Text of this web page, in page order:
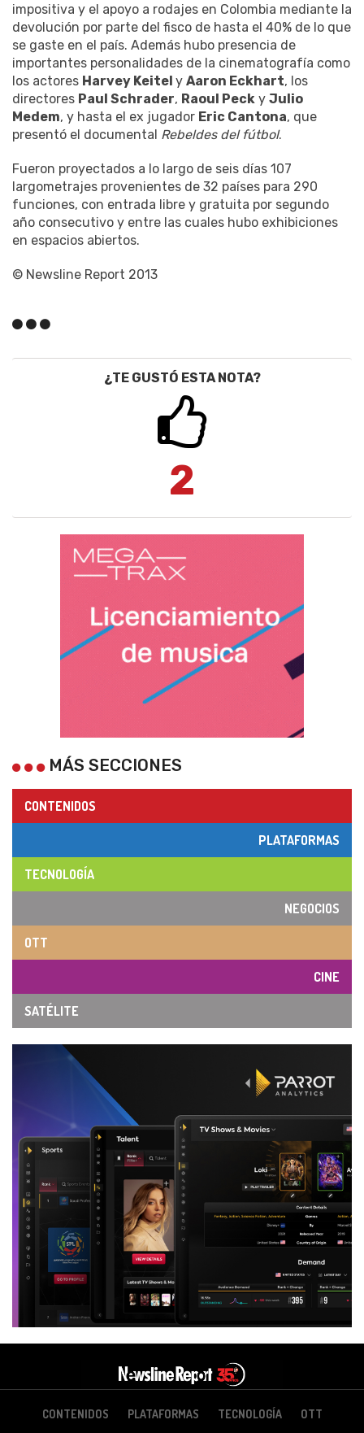
impositiva y el apoyo a rodajes en Colombia mediante la
devolución por parte del fisco de hasta el 40% de lo que
se gaste en el país. Además hubo presencia de
importantes personalidades de la cinematografía como
los actores Harvey Keitel y Aaron Eckhart, los
directores Paul Schrader, Raoul Peck y Julio
Medem, y hasta el ex jugador Eric Cantona, que
presentó el documental Rebeldes del fútbol.
Fueron proyectados a lo largo de seis días 107
largometrajes provenientes de 32 países para 290
funciones, con entrada libre y gratuita por segundo
año consecutivo y entre las cuales hubo exhibiciones
en espacios abiertos.
© Newsline Report 2013
¿TE GUSTÓ ESTA NOTA?
2
MÁS SECCIONES
CONTENIDOS
PLATAFORMAS
TECNOLOGÍA
NEGOCIOS
OTT
CINE
SATÉLITE
CONTENIDOS PLATAFORMAS TECNOLOGÍA OTT